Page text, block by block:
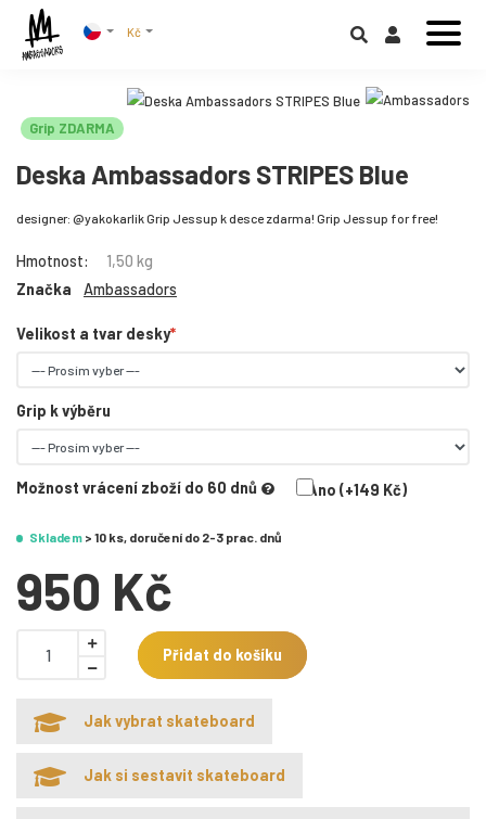
Kč
Grip ZDARMA
Deska Ambassadors STRIPES Blue
designer: @yakokarlik Grip Jessup k desce zdarma! Grip Jessup for free!
Hmotnost:
1,50 kg
Značka
Ambassadors
Velikost a tvar desky
Grip k výběru
Možnost vrácení zboží do 60 dnů Ano (+149 Kč)
Skladem > 10 ks, doručení do 2-3 prac. dnů
950 Kč
Přidat do košíku
Jak vybrat skateboard
Jak si sestavit skateboard